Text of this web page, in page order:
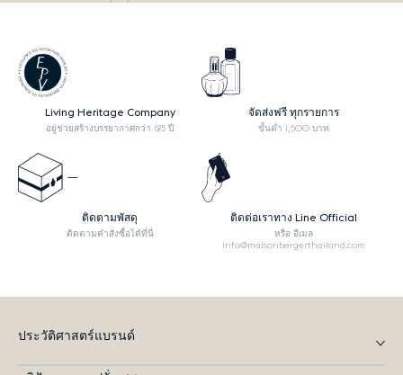
Living Heritage Company
อยู่ช่วยสร้างบรรยากาศกว่า 125 ปี
จัดส่งฟรี ทุกรายการ
ขั้นต่ำ 1,500 บาท
ติดตามพัสดุ
ติดตามคำสั่งซื้อได้ที่นี่
ติดต่อเราทาง Line Official
หรือ อีเมล
info@maisonbergerthailand.com
ประวัติศาสตร์แบรนด์